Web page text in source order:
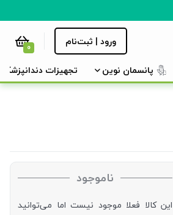
ورود | ثبت‌نام 0
پانسمان نوین تجهیزات دندانپزشکی
ناموجود
این کالا فعلا موجود نیست اما می‌توانید